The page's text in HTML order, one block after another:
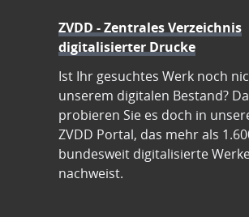
ZVDD - Zentrales Verzeichnis
digitalisierter Drucke
Ist Ihr gesuchtes Werk noch
unserem digitalen Bestand?
probieren Sie es doch in
ZVDD Portal, das mehr als
bundesweit digitalisierte
nachweist.